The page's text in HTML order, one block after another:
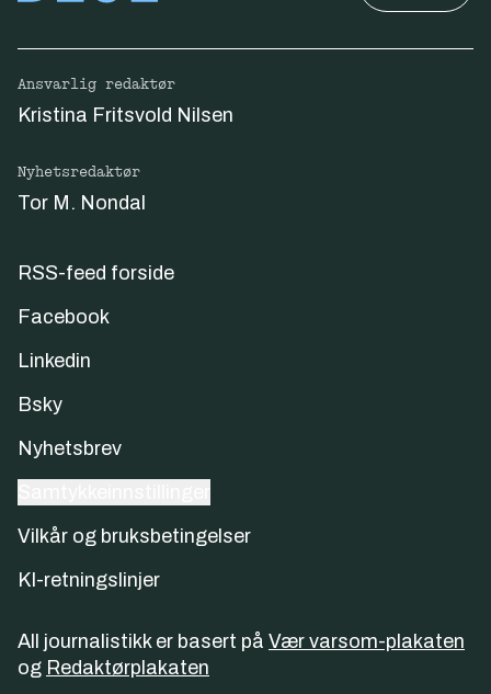
Ansvarlig redaktør
Kristina Fritsvold Nilsen
Nyhetsredaktør
Tor M. Nondal
RSS-feed forside
Facebook
Linkedin
Bsky
Nyhetsbrev
Vilkår og bruksbetingelser
KI-retningslinjer
All journalistikk er basert på Vær varsom-plakaten
og Redaktørplakaten